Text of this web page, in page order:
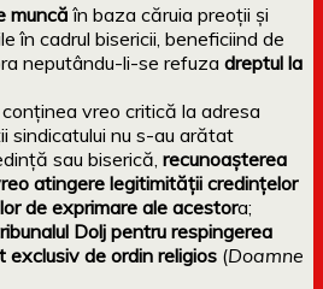
muncăîn baza căruia preoții și
în cadrul bisericii, beneficiind de
neputându-li-se refuza dreptul la
vreo critică la adresa
sindicatului nu s-au arătat
sau biserică, recunoașterea
atingere legitimității credințelor
de exprimare ale acestora;
Dolj pentru respingerea
exclusiv de ordin religios (Doamne